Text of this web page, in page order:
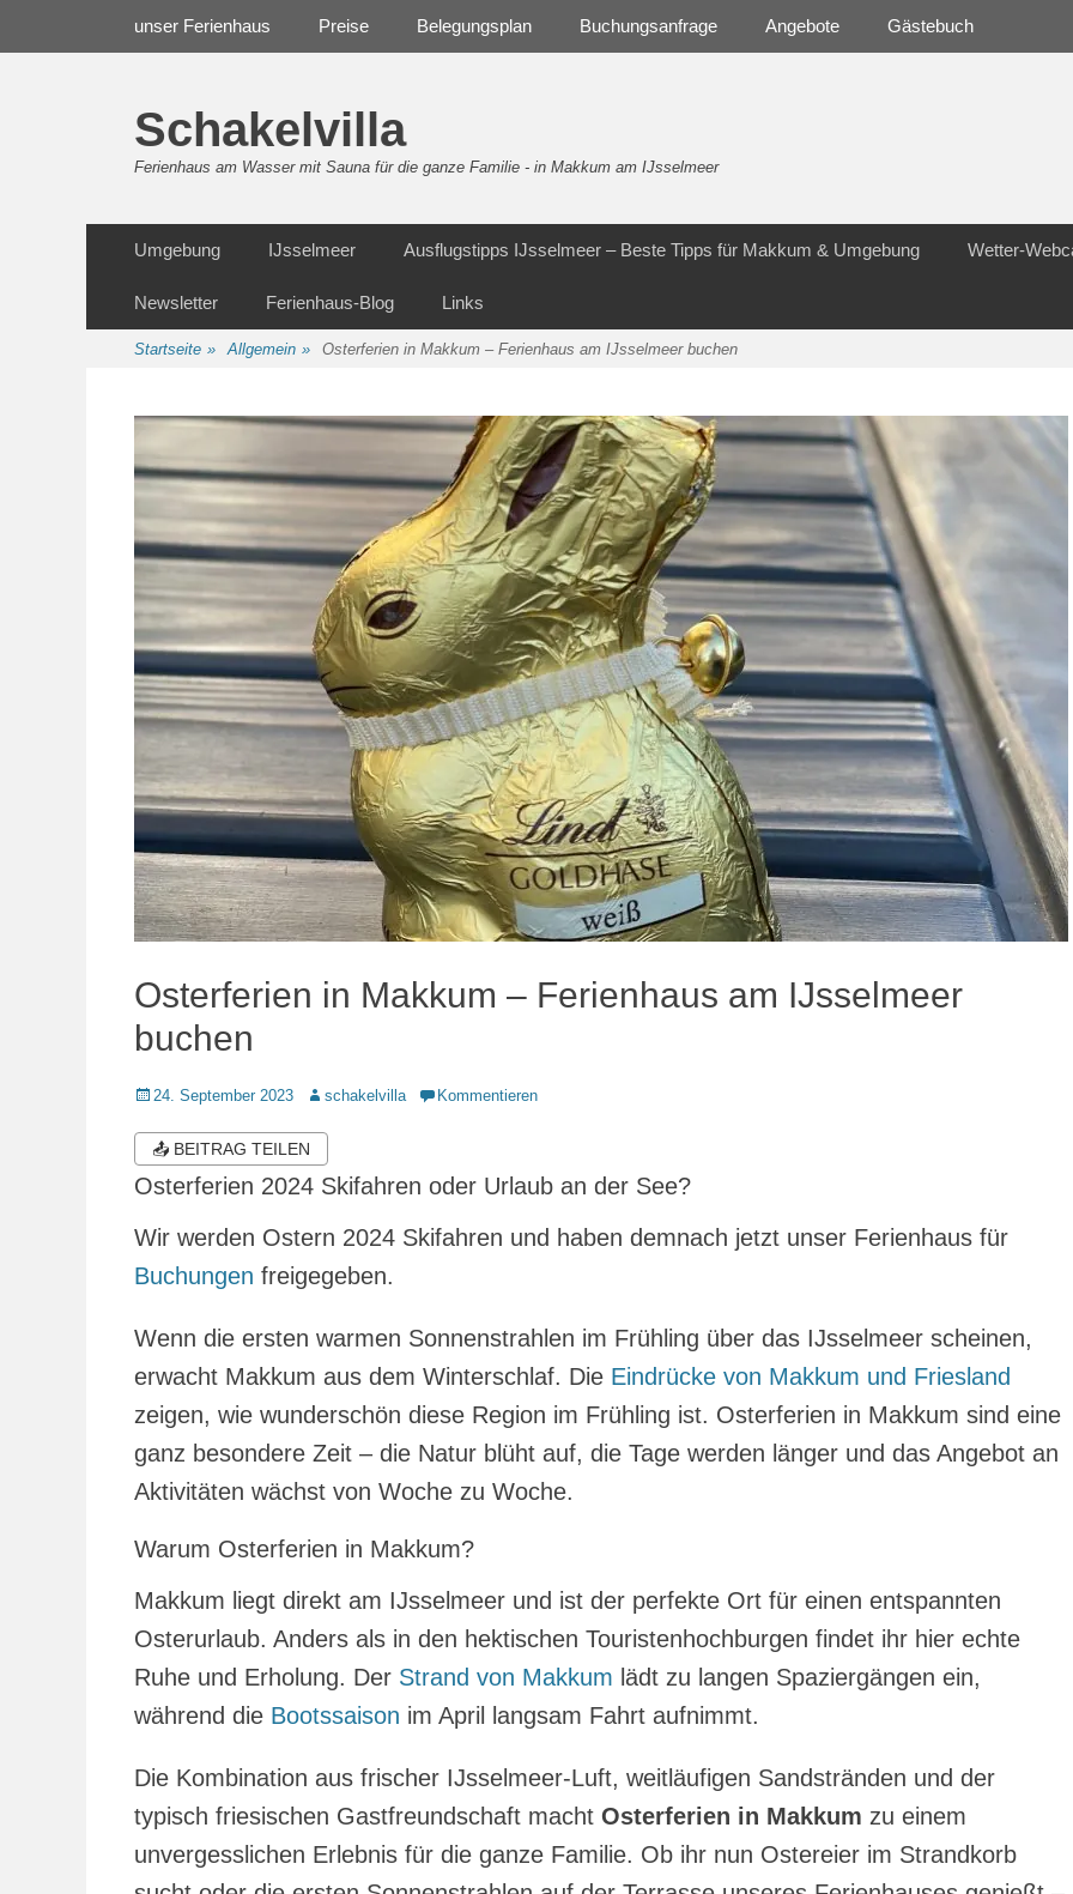
unser Ferienhaus Preise Belegungsplan Buchungsanfrage Angebote Gästebuch
Schakelvilla
Ferienhaus am Wasser mit Sauna für die ganze Familie - in Makkum am IJsselmeer
Inhalt
Umgebung IJsselmeer Ausflugstipps IJsselmeer – Beste Tipps für Makkum & Umgebung Wetter-
Newsletter Ferienhaus-Blog Links
Startseite » Allgemein » Osterferien in Makkum – Ferienhaus am IJsselmeer buchen
Osterferien in Makkum – Ferienhaus am IJsselmeer
buchen
Veröffentlicht
24. September 2023 Autorschakelvilla Kommentieren
📤 BEITRAG TEILEN
Osterferien 2024 Skifahren oder Urlaub an der See?
Wir werden Ostern 2024 Skifahren und haben demnach jetzt unser Ferienhaus für
Buchungen freigegeben.
Wenn die ersten warmen Sonnenstrahlen im Frühling über das IJsselmeer scheinen,
erwacht Makkum aus dem Winterschlaf. Die Eindrücke von Makkum und Friesland
zeigen, wie wunderschön diese Region im Frühling ist. Osterferien in Makkum sind eine
ganz besondere Zeit – die Natur blüht auf, die Tage werden länger und das Angebot an
Aktivitäten wächst von Woche zu Woche.
Warum Osterferien in Makkum?
Makkum liegt direkt am IJsselmeer und ist der perfekte Ort für einen entspannten
Osterurlaub. Anders als in den hektischen Touristenhochburgen findet ihr hier echte
Ruhe und Erholung. Der Strand von Makkum lädt zu langen Spaziergängen ein,
während die Bootssaison im April langsam Fahrt aufnimmt.
Die Kombination aus frischer IJsselmeer-Luft, weitläufigen Sandstränden und der
typisch friesischen Gastfreundschaft macht Osterferien in Makkum zu einem
unvergesslichen Erlebnis für die ganze Familie. Ob ihr nun Ostereier im Strandkorb